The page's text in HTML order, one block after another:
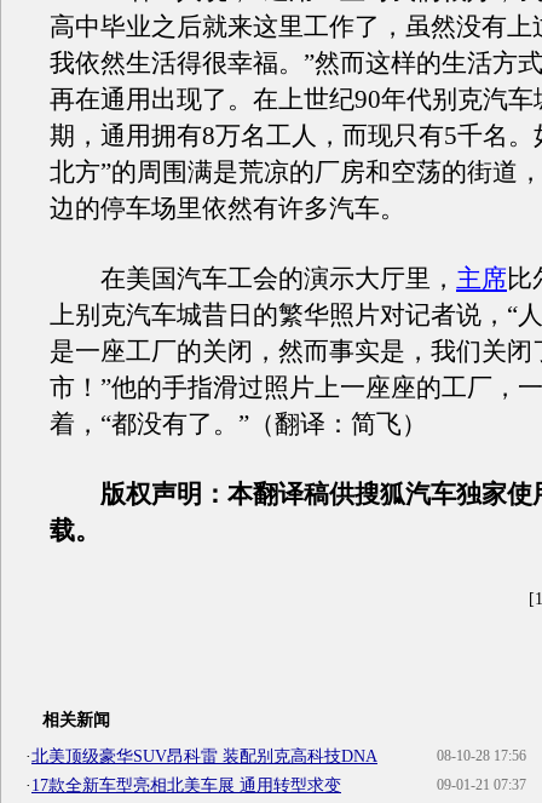
高中毕业之后就来这里工作了，虽然没有上
我依然生活得很幸福。”然而这样的生活方
再在通用出现了。在上世纪90年代别克汽车
期， 通用拥有8万名工人，而现只有5千名。
北方”的周围满是荒凉的厂房和空荡的街道
边的停车场里依然有许多汽车。
在美国汽车工会的演示大厅里， 主席比
上别克汽车城昔日的繁华照片对记者说，“
是一座工厂的关闭，然而事实是，我们关闭
市！”他的手指滑过照片上一座座的工厂，
着，“都没有了。”（翻译：简飞）
版权声明：本翻译稿供搜狐汽车独家使
载。
相关新闻
08-10-28 17:56
·北美顶级豪华SUV昂科雷 装配别克高科技DNA
09-01-21 07:37
·17款全新车型亮相北美车展 通用转型求变